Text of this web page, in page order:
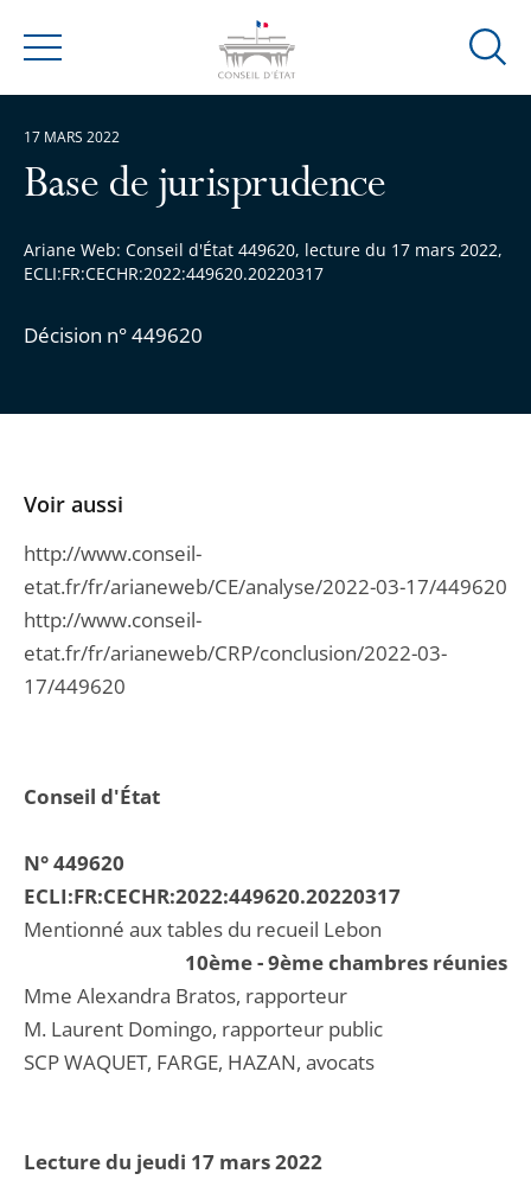
Menu
Ouvrir
Base de jurisprudence
Ariane Web: Conseil d'État 449620, lecture du 17 mars 2022,
ECLI:FR:CECHR:2022:449620.20220317
Décision n° 449620
17 MARS 2022
Conseil d'État
N° 449620
ECLI:FR:CECHR:2022:449620.20220317
Mentionné aux tables du recueil Lebon
10ème - 9ème chambres réunies
Mme Alexandra Bratos, rapporteur
M. Laurent Domingo, rapporteur public
SCP WAQUET, FARGE, HAZAN, avocats
Lecture du jeudi 17 mars 2022
Voir aussi
http://www.conseil-
etat.fr/fr/arianeweb/CE/analyse/2022-03-17/449620
http://www.conseil-
etat.fr/fr/arianeweb/CRP/conclusion/2022-03-
17/449620